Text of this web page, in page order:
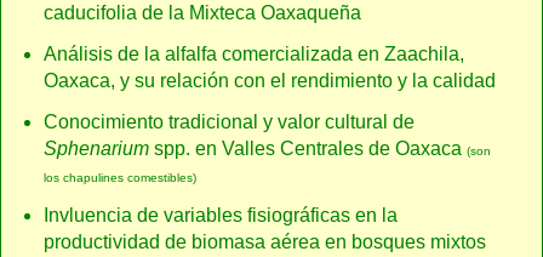
caducifolia de la Mixteca Oaxaqueña
Análisis de la alfalfa comercializada en Zaachila,
Oaxaca, y su relación con el rendimiento y la calidad
Conocimiento tradicional y valor cultural de
Sphenariumspp. en Valles Centrales de Oaxaca (son
los chapulines comestibles)
Invluencia de variables fisiográficas en la
productividad de biomasa aérea en bosques mixtos